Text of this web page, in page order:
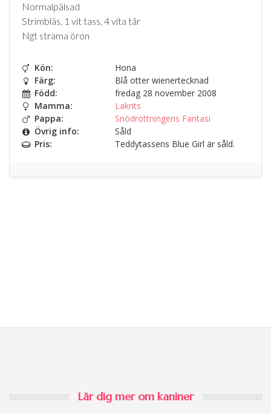
Normalpälsad
Strimbläs, 1 vit tass, 4 vita tår
Ngt strama öron
Kön:
Hona
Färg:
Blå otter wienertecknad
Född:
fredag 28 november 2008
Mamma:
Lakrits
Pappa:
Snödrottningens Fantasi
Övrig info:
Såld
Pris:
Teddytassens Blue Girl är såld.
Lär dig mer om kaniner